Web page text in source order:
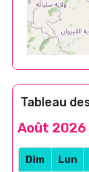
Tableau
Août 2026
Dim Lun